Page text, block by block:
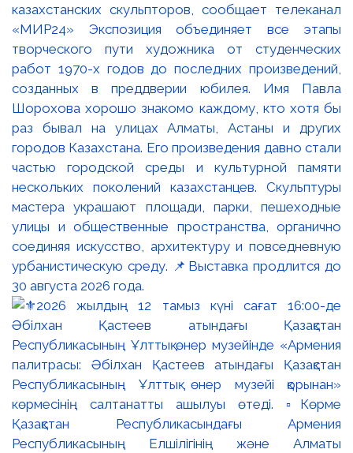
казахстанских скульпторов, сообщает телеканал
«МИР24» Экспозиция объединяет все этапы
творческого пути художника от студенческих
работ 1970-х годов до последних произведений,
созданных в преддверии юбилея. Имя Павла
Шорохова хорошо знакомо каждому, кто хотя бы
раз бывал на улицах Алматы, Астаны и других
городов Казахстана. Его произведения давно стали
частью городской среды и культурной памяти
нескольких поколений казахстанцев. Скульптуры
мастера украшают площади, парки, пешеходные
улицы и общественные пространства, органично
соединяя искусство, архитектуру и повседневную
урбанистическую среду. 📌Выставка продлится до
30 августа 2026 года.